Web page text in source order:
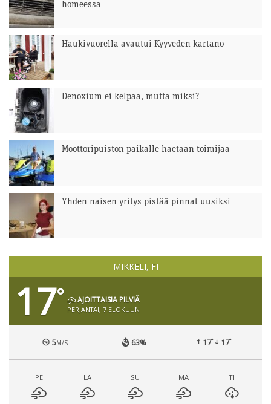
homeessa
Haukivuorella avautui Kyyveden kartano
Denoxium ei kelpaa, mutta miksi?
Moottoripuiston paikalle haetaan toimijaa
Yhden naisen yritys pistää pinnat uusiksi
MIKKELI, FI
17° AJOITTAISIA PILVIÄ
PERJANTAI, 7 ELOKUUN
5M/S 63% 17° 17°
PE LA SU MA TI